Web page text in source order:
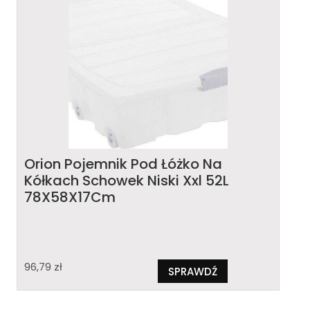
Orion Pojemnik Pod Łóżko Na
Kółkach Schowek Niski Xxl 52L
78X58X17Cm
96,79 zł SPRAWDŹ